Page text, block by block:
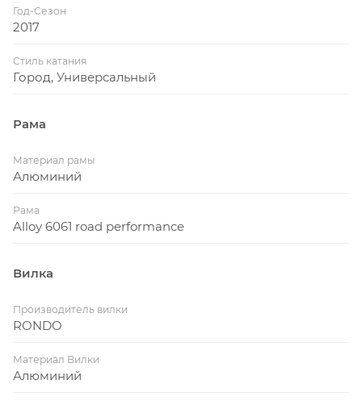
Год-Сезон
2017
Стиль катания
Город, Универсальный
Рама
Материал рамы
Алюминий
Рама
Alloy 6061 road performance
Вилка
Производитель вилки
RONDO
Материал Вилки
Алюминий